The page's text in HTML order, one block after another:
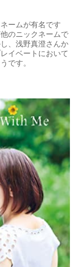
ームが有名です
のニックネームで
、浅野真澄さんか
イベートにおいて
です。